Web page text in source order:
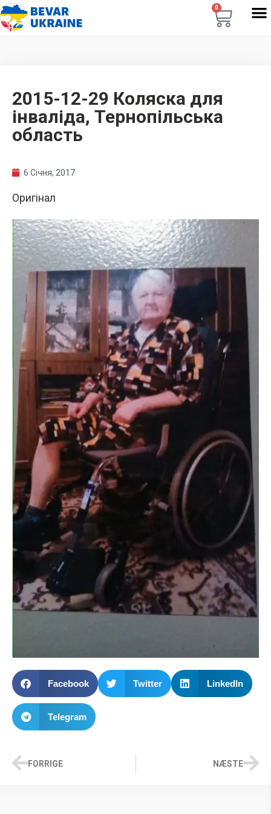
0
2015-12-29 Коляска для
інваліда, Тернопільська
область
6 Січня, 2017
Оригінал
Facebook Twitter LinkedIn
Telegram
FORRIGE NÆSTE